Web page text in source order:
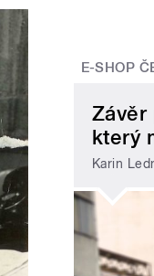
E-SHOP
Závěr
který
Karin